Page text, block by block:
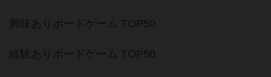
興味ありボードゲーム TOP50
経験ありボードゲーム TOP50